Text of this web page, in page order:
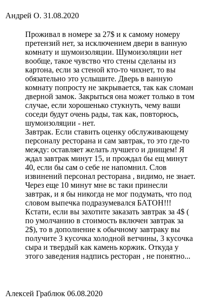
Андрей О. 31.08.2020
Проживал в номере за 27$ и к самому номеру
претензий нет, за исключением двери в ванную
комнату и шумоизоляции. Шумоизоляции нет
вообще, такое чувство что стены сделаны из
картона, если за стеной кто-то чихнет, то вы
обязательно это услышите. Дверь в ванную
комнату попросту не закрывается, так как сломан
дверной замок. Закрыться она может только в том
случае, если хорошенько стукнуть, чему ваши
соседи будут очень рады, так как, повторюсь,
шумоизоляции - нет.
Завтрак. Если ставить оценку обслуживающему
персоналу ресторана и сам завтрак, то это где-то
между: оставляет желать лучшего и днищем! Я
ждал завтрак минут 15, и прождал бы ещ минут
40, если бы сам о себе не напомнил. Слов
извинений персонал ресторана , видимо, не знает.
Через еще 10 минут мне вс таки принесли
завтрак, и я бы никогда не мог подумать, что под
словом выпечка подразумевался БАТОН!!!
Кстати, если вы захотите заказать завтрак за 4$ (
по умолчанию в стоимость включен завтрак за
2$), то в дополнение к обычному завтраку вы
получите 3 кусочка холодной ветчины, 3 кусочка
сыра и твердый как камень коржик. Откуда у
этого заведения надпись ресторан , не понятно...
Алексей Граблюк 06.08.2020